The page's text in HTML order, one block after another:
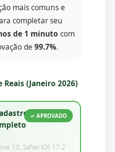
mais comuns e
completar seu
de 1 minuto com
de 99.7%.
Reais (Janeiro 2026)
✓ APROVADO
Mobile
13, Safari iOS 17.2